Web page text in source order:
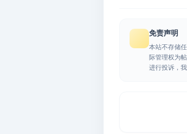
免责声明
本站不存储
际管理权为
进行投诉，